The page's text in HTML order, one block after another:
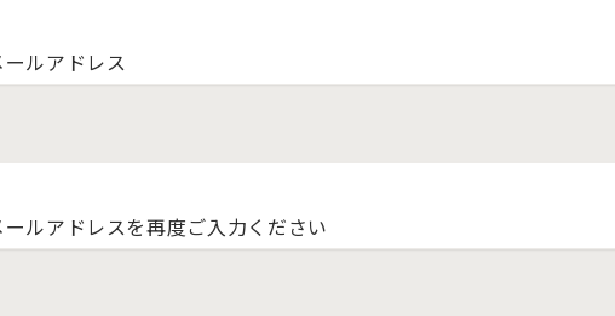
ールアドレス
ールアドレスを再度ご入力ください